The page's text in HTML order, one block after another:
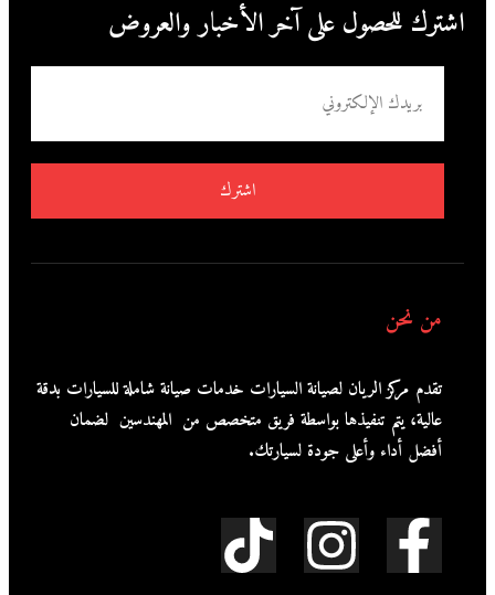
اشترك للحصول على آخر الأخبار والعروض
اشترك
من نحن
تقدم مركز الريان لصيانة السيارات خدمات صيانة شاملة للسيارات بدقة
عالية، يتم تنفيذها بواسطة فريق متخصص من المهندسين لضمان
أفضل أداء وأعلى جودة لسيارتك.